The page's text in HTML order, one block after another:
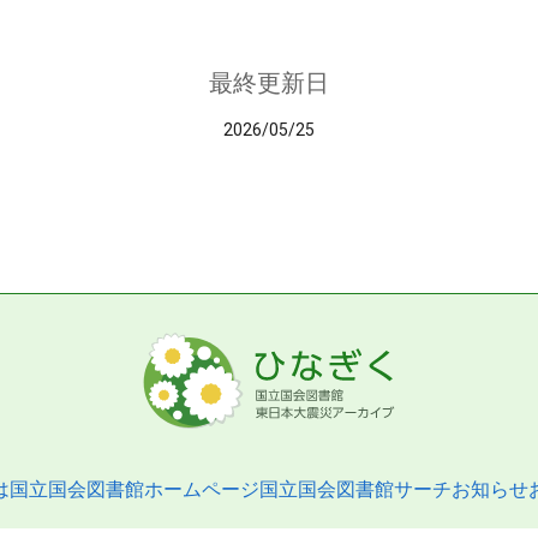
最終更新日
2026/05/25
国立国会図書館ホームページ国立国会図書館サーチお知らせ